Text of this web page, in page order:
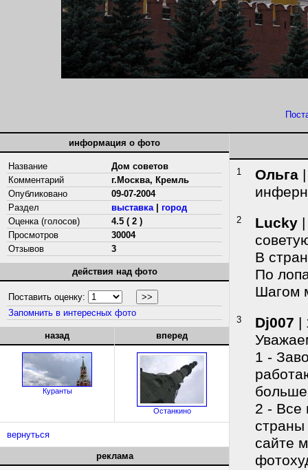
информация о фото
Название
Дом советов
Комментарий
г.Москва, Кремль
Опубликовано
09-07-2004
Раздел
выставка| город
Оценка (голосов)
4.5 ( 2 )
Просмотров
30004
Отзывов
3
действия над фото
Поставить оценку:
Запомнить в интересных фото
назад
Куранты
вперед
Останкино
вернуться
реклама
1 Ольга
2 Lucky
В
По
Шагом
3 Dj007 |
1 -
2 - Все
сайте